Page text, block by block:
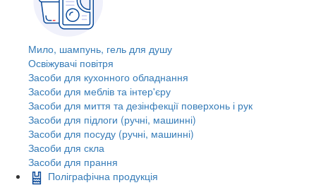
Мило, шампунь, гель для душу
Освіжувачі повітря
Засоби для кухонного обладнання
Засоби для меблів та інтер'єру
Засоби для миття та дезінфекції поверхонь і рук
Засоби для підлоги (ручні, машинні)
Засоби для посуду (ручні, машинні)
Засоби для скла
Засоби для прання
Поліграфічна продукція